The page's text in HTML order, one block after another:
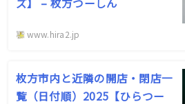
www.hira2.jp
枚方市内と近隣の開店・閉店一
覧（日付順）2025【ひらつー